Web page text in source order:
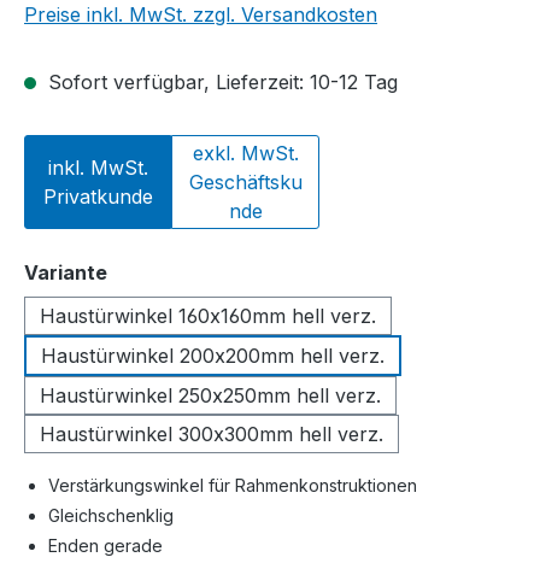
Preise inkl. MwSt. zzgl. Versandkosten
Sofort verfügbar, Lieferzeit: 10-12 Tag
inkl. MwSt.
Privatkunde
exkl. MwSt.
Geschäftsku
nde
Varianteauswählen
Haustürwinkel 160x160mm hell verz.
Haustürwinkel 200x200mm hell verz.
Haustürwinkel 250x250mm hell verz.
Haustürwinkel 300x300mm hell verz.
Verstärkungswinkel für Rahmenkonstruktionen
Gleichschenklig
Enden gerade